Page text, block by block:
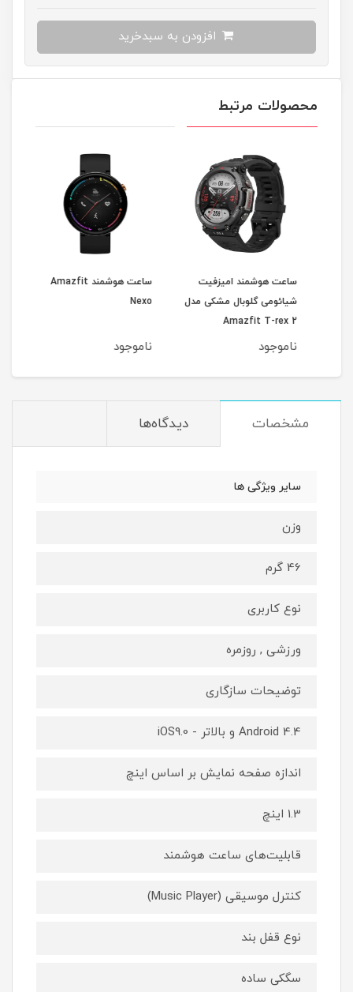
محصولات مرتبط
ساعت هوشمند امیزفیت
شیائومی گلوبال مشکی مدل
Amazfit T-rex 2
Smartwatch
ناموجود
ساعت هوشمند Amazfit
Nexo
ناموجود
مشخصات دیدگاه‌ها
سایر ویژگی ها
وزن
46 گرم
نوع کاربری
ورزشی , روزمره
توضیحات سازگاری
Android 4.4 و بالاتر - iOS9.0
اندازه صفحه نمایش بر اساس اینچ
1.3 اینچ
قابلیت‌های ساعت هوشمند
کنترل موسیقی (Music Player)
نوع قفل بند
سگکی ساده